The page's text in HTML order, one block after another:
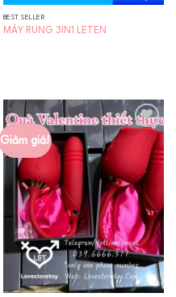
BEST SELLER
MÁY RUNG 3IN1 LETEN
Giảm giá!
Add to
wishlist